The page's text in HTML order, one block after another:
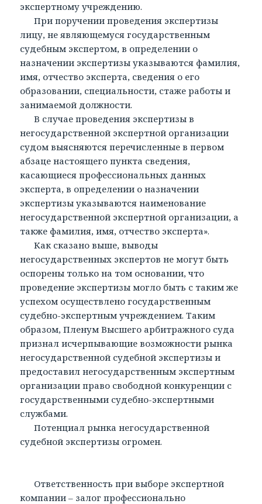
экспертному учреждению.
При поручении проведения экспертизы
лицу, не являющемуся государственным
судебным экспертом, в определении о
назначении экспертизы указываются фамилия,
имя, отчество эксперта, сведения о его
образовании, специальности, стаже работы и
занимаемой должности.
В случае проведения экспертизы в
негосударственной экспертной организации
судом выясняются перечисленные в первом
абзаце настоящего пункта сведения,
касающиеся профессиональных данных
эксперта, в определении о назначении
экспертизы указываются наименование
негосударственной экспертной организации, а
также фамилия, имя, отчество эксперта».
Как сказано выше, выводы
негосударственных экспертов не могут быть
оспорены только на том основании, что
проведение экспертизы могло быть с таким же
успехом осуществлено государственным
судебно-экспертным учреждением. Таким
образом, Пленум Высшего арбитражного суда
признал исчерпывающие возможности рынка
негосударственной судебной экспертизы и
предоставил негосударственным экспертным
организации право свободной конкуренции с
государственными судебно-экспертными
службами.
Потенциал рынка негосударственной
судебной экспертизы огромен.
Ответственность при выборе экспертной
компании – залог профессионально